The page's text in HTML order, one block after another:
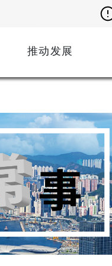
推动发展